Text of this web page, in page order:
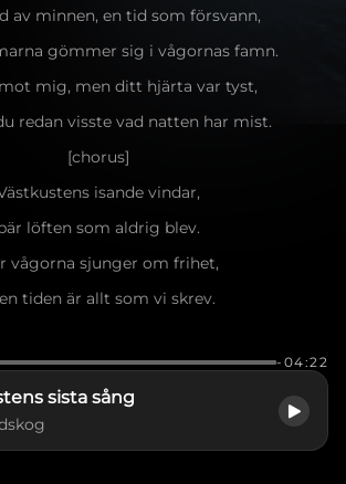
av minnen, en tid som försvann,
gömmer sig i vågornas famn.
mig, men ditt hjärta var tyst,
redan visste vad natten har mist.
[chorus]
isande vindar,
löften som aldrig blev.
vågorna sjunger om frihet,
tiden är allt som vi skrev.
sista sång i min famn.
dagar som sand mellan tår,
den sjöng när vi låg där och såg.
-04:22
sista sång